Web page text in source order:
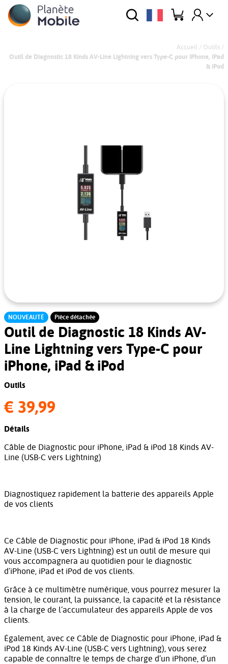
Accueil / Outils /
Outil de Diagnostic 18 Kinds AV-Line Lightning vers Type-C pour iPhone, iPad
& iPod
NOUVEAUTÉ Pièce détachée
Outil de Diagnostic 18 Kinds AV-
Line Lightning vers Type-C pour
iPhone, iPad & iPod
Outils
€ 39,99
Détails
Câble de Diagnostic pour iPhone, iPad & iPod 18 Kinds AV-
Line (USB-C vers Lightning)
Diagnostiquez rapidement la batterie des appareils Apple
de vos clients
Ce Câble de Diagnostic pour iPhone, iPad & iPod 18 Kinds
AV-Line (USB-C vers Lightning) est un outil de mesure qui
vous accompagnera au quotidien pour le diagnostic
d’iPhone, iPad et iPod de vos clients.
Grâce à ce multimètre numérique, vous pourrez mesurer la
tension, le courant, la puissance, la capacité et la résistance
à la charge de l’accumulateur des appareils Apple de vos
clients.
Également, avec ce Câble de Diagnostic pour iPhone, iPad &
iPod 18 Kinds AV-Line (USB-C vers Lightning), vous serez
capable de connaître le temps de charge d’un iPhone, d’un